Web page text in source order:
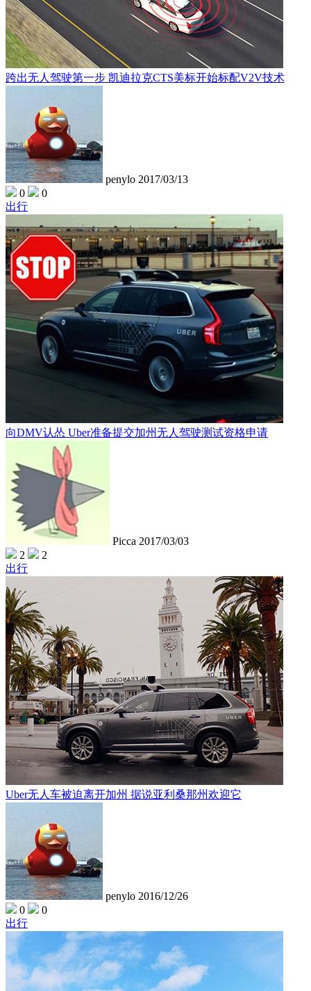
跨出无人驾驶第一步 凯迪拉克CTS美标开始标配V2V技术
penylo 2017/03/13
0
0
出行
向DMV认怂 Uber准备提交加州无人驾驶测试资格申请
Picca 2017/03/03
2
2
出行
Uber无人车被迫离开加州 据说亚利桑那州欢迎它
penylo 2016/12/26
0
0
出行